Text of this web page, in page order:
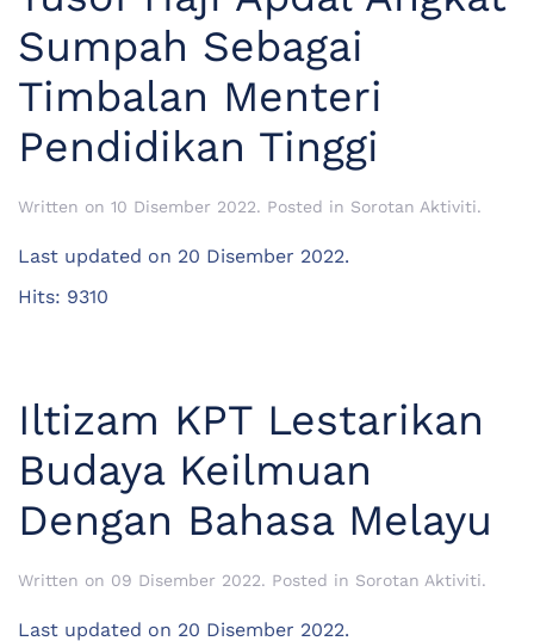
Sumpah Sebagai
Timbalan Menteri
Pendidikan Tinggi
Written on 10 Disember 2022. Posted in Sorotan Aktiviti.
Last updated on 20 Disember 2022.
Hits: 9310
Iltizam KPT Lestarikan
Budaya Keilmuan
Dengan Bahasa Melayu
Written on 09 Disember 2022. Posted in Sorotan Aktiviti.
Last updated on 20 Disember 2022.